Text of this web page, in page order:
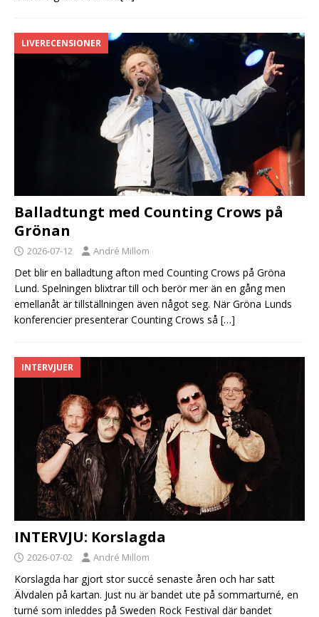
LIVERECENSIONER
Balladtungt med Counting Crows på
Grönan
2026-07-12 André Millom
Det blir en balladtung afton med Counting Crows på Gröna
Lund. Spelningen blixtrar till och berör mer än en gång men
emellanåt är tillställningen även något seg. När Gröna Lunds
konferencier presenterar Counting Crows så […]
INTERVJUER
INTERVJU: Korslagda
2026-07-02 André Millom
Korslagda har gjort stor succé senaste åren och har satt
Älvdalen på kartan. Just nu är bandet ute på sommarturné, en
turné som inleddes på Sweden Rock Festival där bandet